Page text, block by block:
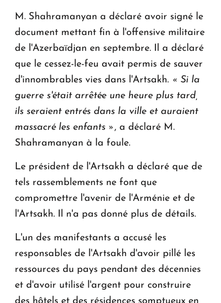
M. Shahramanyan a déclaré avoir signé le
document mettant fin à l'offensive militaire
de l'Azerbaïdjan en septembre. Il a déclaré
que le cessez-le-feu avait permis de sauver
d'innombrables vies dans l'Artsakh. « Si la
guerre s'était arrêtée une heure plus tard,
ils seraient entrés dans la ville et auraient
massacré les enfants » , a déclaré M.
Shahramanyan à la foule.
Le président de l'Artsakh a déclaré que de
tels rassemblements ne font que
compromettre l'avenir de l'Arménie et de
l'Artsakh. Il n'a pas donné plus de détails.
L'un des manifestants a accusé les
responsables de l'Artsakh d'avoir pillé les
ressources du pays pendant des décennies
et d'avoir utilisé l'argent pour construire
des hôtels et des résidences somptueux en